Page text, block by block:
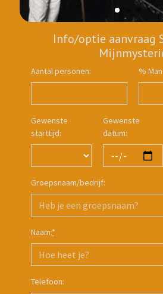
Info/optie aanvraag
Aantal personen: %
Gewenste
starttijd:
Gewenste
datum:
Groepsnaam/bedrijf:
Naam:*
Telefoon: